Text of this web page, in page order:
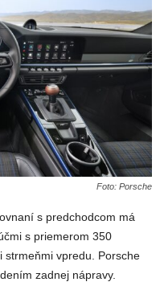
Foto: Porsche
s predchodcom má
s priemerom 350
strmeňmi vpredu. Porsche
zadnej nápravy.